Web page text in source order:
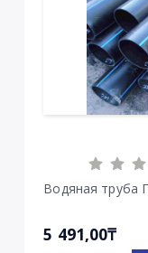
Водяная труба
5 491,00₸